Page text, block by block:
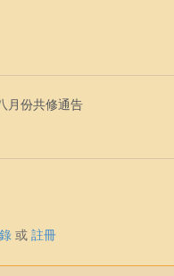
月份共修通告
或 註冊